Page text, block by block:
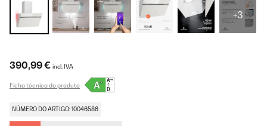
+3
390,99 € incl. IVA
Ficha técnica do produto
NÚMERO DO ARTIGO: 10046586